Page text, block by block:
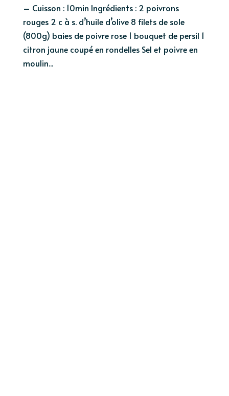
– Cuisson : 10min Ingrédients : 2 poivrons
rouges 2 c à s. d’huile d’olive 8 filets de sole
(800g) baies de poivre rose 1 bouquet de persil 1
citron jaune coupé en rondelles Sel et poivre en
moulin...